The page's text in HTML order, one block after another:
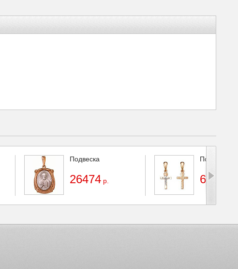
Подвеска
26474 р.
Подвеска
6294